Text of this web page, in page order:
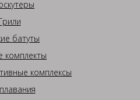
батуты
комплекты
комплексы